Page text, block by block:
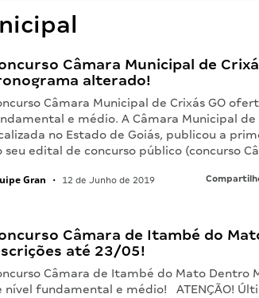
Câmara Municipal de
alterado!
Câmara Municipal de Crixás GO
e médio. A Câmara Municipal de
no Estado de Goiás, publicou a
seu edital de concurso público (concurso
Gran • 12 de Junho de 2019
Câmara de Itambé do
até 23/05!
Câmara de Itambé do Mato Dentro
nível fundamental e médio! ATENÇÃO!